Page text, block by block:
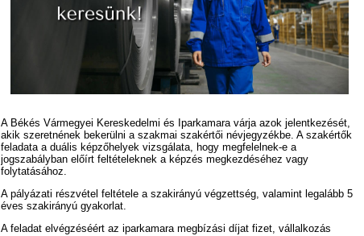
A Békés Vármegyei Kereskedelmi és Iparkamara várja azok jelentkezését,
akik szeretnének bekerülni a szakmai szakértői névjegyzékbe. A szakértők
feladata a duális képzőhelyek vizsgálata, hogy megfelelnek-e a
jogszabályban előírt feltételeknek a képzés megkezdéséhez vagy
folytatásához.
A pályázati részvétel feltétele a szakirányú végzettség, valamint legalább 5
éves szakirányú gyakorlat.
A feladat elvégzéséért az iparkamara megbízási díjat fizet, vállalkozás